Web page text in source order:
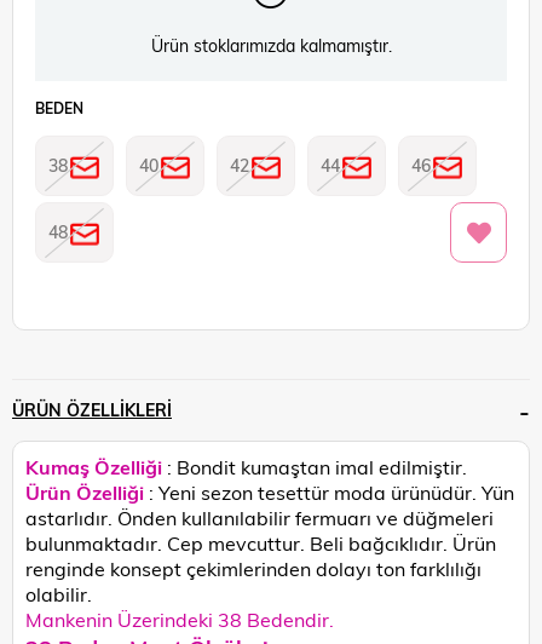
Ürün stoklarımızda kalmamıştır.
BEDEN
38 40 42 44 46
48
ÜRÜN ÖZELLIKLERI
Kumaş Özelliği : Bondit kumaştan imal edilmiştir.
Ürün Özelliği : Yeni sezon tesettür moda ürünüdür. Yün
astarlıdır. Önden kullanılabilir fermuarı ve düğmeleri
bulunmaktadır. Cep mevcuttur. Beli bağcıklıdır. Ürün
renginde konsept çekimlerinden dolayı ton farklılığı
olabilir.
Mankenin Üzerindeki 38 Bedendir.